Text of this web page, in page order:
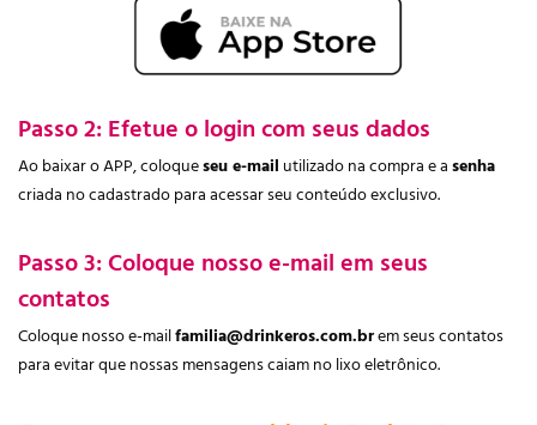
Passo 2: Efetue o login com seus dados
Ao baixar o APP, coloqueseu e-mail utilizado na compra e asenha
criada no cadastrado para acessar seu conteúdo exclusivo.
Passo 3: Coloque nosso e-mail em seus
contatos
Coloque nosso e-mailfamilia@drinkeros.com.brem seus contatos
para evitar que nossas mensagens caiam no lixo eletrônico.